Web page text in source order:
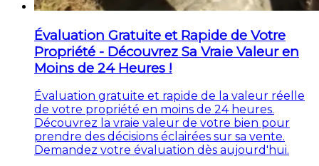
Évaluation Gratuite et Rapide de Votre
Propriété - Découvrez Sa Vraie Valeur en
Moins de 24 Heures !
Évaluation gratuite et rapide de la valeur réelle
de votre propriété en moins de 24 heures.
Découvrez la vraie valeur de votre bien pour
prendre des décisions éclairées sur sa vente.
Demandez votre évaluation dès aujourd'hui.